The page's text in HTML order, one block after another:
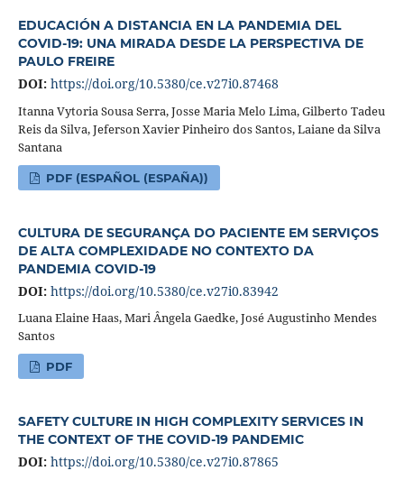
EDUCACIÓN A DISTANCIA EN LA PANDEMIA DEL
COVID-19: UNA MIRADA DESDE LA PERSPECTIVA DE
PAULO FREIRE
DOI: https://doi.org/10.5380/ce.v27i0.87468
Itanna Vytoria Sousa Serra, Josse Maria Melo Lima, Gilberto Tadeu
Reis da Silva, Jeferson Xavier Pinheiro dos Santos, Laiane da Silva
Santana
PDF (ESPAÑOL (ESPAÑA))
CULTURA DE SEGURANÇA DO PACIENTE EM SERVIÇOS
DE ALTA COMPLEXIDADE NO CONTEXTO DA
PANDEMIA COVID-19
DOI: https://doi.org/10.5380/ce.v27i0.83942
Luana Elaine Haas, Mari Ângela Gaedke, José Augustinho Mendes
Santos
PDF
SAFETY CULTURE IN HIGH COMPLEXITY SERVICES IN
THE CONTEXT OF THE COVID-19 PANDEMIC
DOI: https://doi.org/10.5380/ce.v27i0.87865